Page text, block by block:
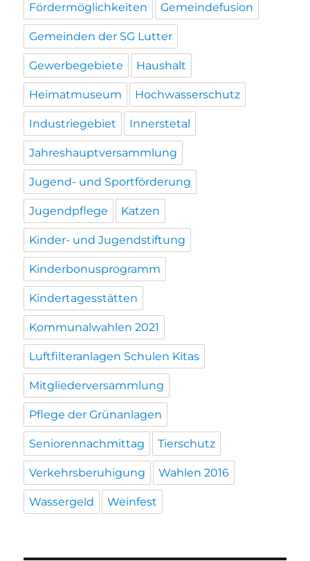
Fördermöglichkeiten Gemeindefusion
Gemeinden der SG Lutter
Gewerbegebiete Haushalt
Heimatmuseum Hochwasserschutz
Industriegebiet Innerstetal
Jahreshauptversammlung
Jugend- und Sportförderung
Jugendpflege Katzen
Kinder- und Jugendstiftung
Kinderbonusprogramm
Kindertagesstätten
Kommunalwahlen 2021
Luftfilteranlagen Schulen Kitas
Mitgliederversammlung
Pflege der Grünanlagen
Seniorennachmittag Tierschutz
Verkehrsberuhigung Wahlen 2016
Wassergeld Weinfest